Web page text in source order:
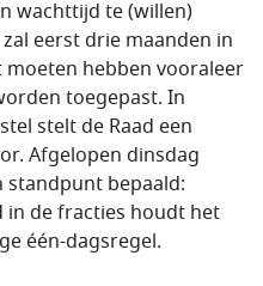
wachttijd te (willen)
eerst drie maanden in
hebben vooraleer
toegepast. In
stelt de Raad een
Afgelopen dinsdag
bepaald:
in de fracties houdt het
één-dagsregel.